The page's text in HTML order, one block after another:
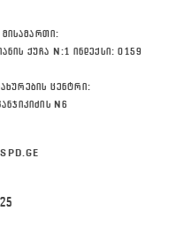
ᲥᲣᲩᲐ N:1 ᲘᲜᲓᲔᲥᲡᲘ: 0159
ᲪᲔᲜᲢᲠᲘ:
N6